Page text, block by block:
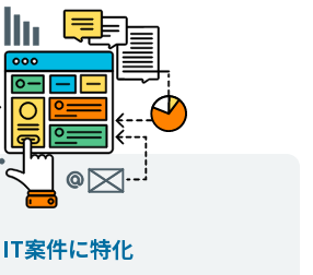
IT案件に特化